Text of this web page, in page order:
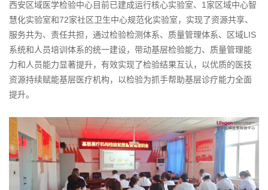
西安区域医学检验中心目前已建成运行核心实验室、1家区域中心智
慧化实验室和72家社区卫生中心规范化实验室，实现了资源共享、
服务共为、责任共担，通过检验检测体系、质量管理体系、区域LIS
系统和人员培训体系的统一建设，带动基层检验能力、质量管理能
力和人员能力显著提升，有效实现了检验结果互认，以优质的医技
资源持续赋能基层医疗机构，以检验为抓手帮助基层诊疗能力全面
提升。